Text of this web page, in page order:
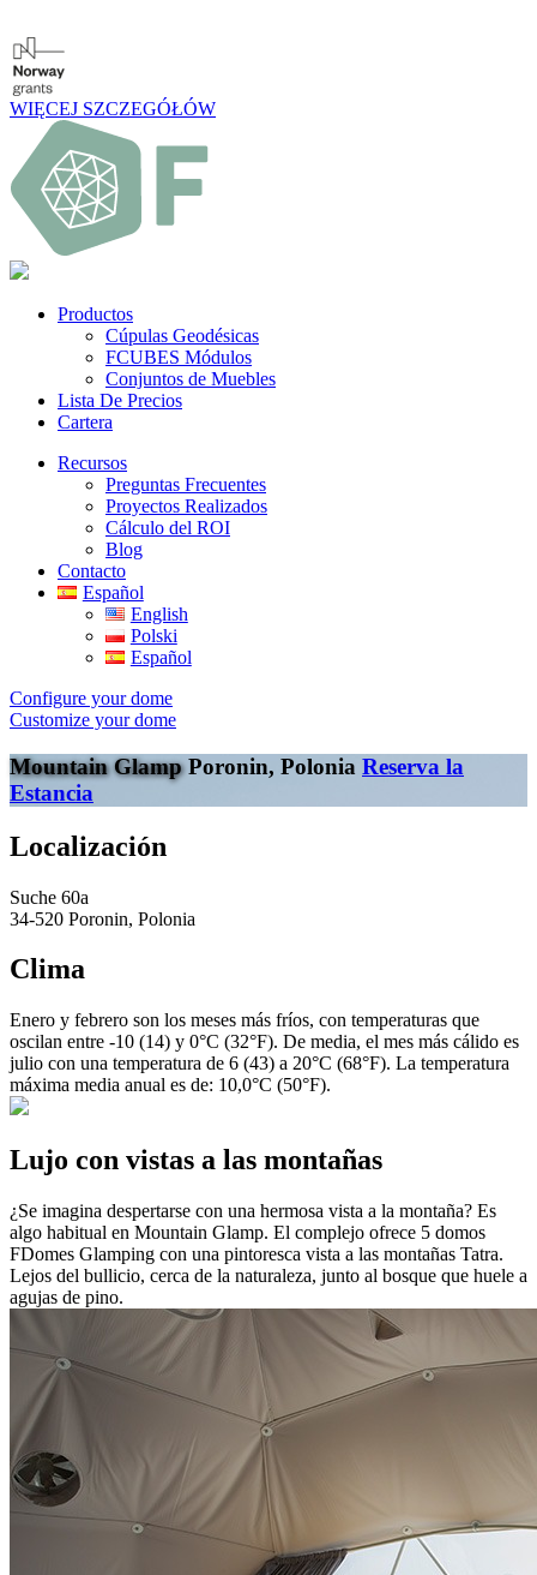
WIĘCEJ SZCZEGÓŁÓW
Productos
Cúpulas Geodésicas
FCUBES Módulos
Conjuntos de Muebles
Lista De Precios
Cartera
Recursos
Preguntas Frecuentes
Proyectos Realizados
Cálculo del ROI
Blog
Contacto
Español
English
Polski
Español
Configure your dome
Customize your dome
Mountain Glamp Poronin, Polonia Reserva la
Estancia
Localización
Suche 60a
34-520 Poronin, Polonia
Clima
Enero y febrero son los meses más fríos, con temperaturas que
oscilan entre -10 (14) y 0°C (32°F). De media, el mes más cálido es
julio con una temperatura de 6 (43) a 20°C (68°F). La temperatura
máxima media anual es de: 10,0°C (50°F).
Lujo con vistas a las montañas
¿Se imagina despertarse con una hermosa vista a la montaña? Es
algo habitual en Mountain Glamp. El complejo ofrece 5 domos
FDomes Glamping con una pintoresca vista a las montañas Tatra.
Lejos del bullicio, cerca de la naturaleza, junto al bosque que huele a
agujas de pino.